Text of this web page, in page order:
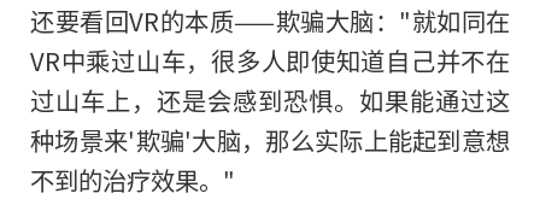
还要看回VR的本质——欺骗大脑："就如同在
VR中乘过山车，很多人即使知道自己并不在
过山车上，还是会感到恐惧。如果能通过这
种场景来'欺骗'大脑，那么实际上能起到意想
不到的治疗效果。"